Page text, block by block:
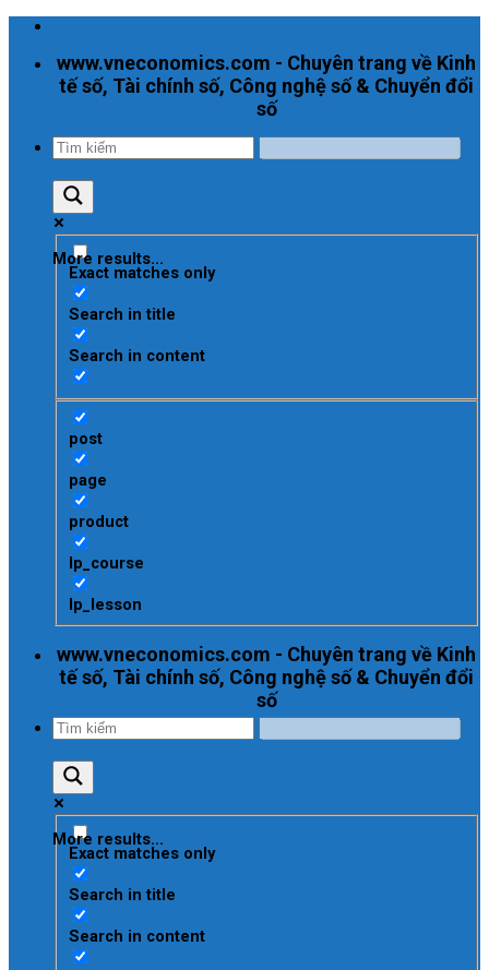
Skip
contentwww.vneconomics.com - Chuyên trang về Kinh
tế số, Tài chính số, Công nghệ số & Chuyển đổi
số
More results...
Exact matches only
Search in title
Search in content
post
page
product
lp_course
lp_lesson
www.vneconomics.com - Chuyên trang về Kinh
tế số, Tài chính số, Công nghệ số & Chuyển đổi
số
More results...
Exact matches only
Search in title
Search in content